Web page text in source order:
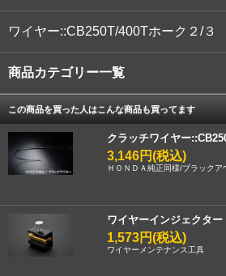
ワイヤー::CB250T/400Tホーク２/３
商品カテゴリー一覧
この商品を買った人はこんな商品も買ってます
クラッチワイヤー
3,146円(税込)
ＨＯＮＤＡ純正同様/ブラックア
ワイヤーインジェクター
1,573円(税込)
ワイヤーメンテナンス工具